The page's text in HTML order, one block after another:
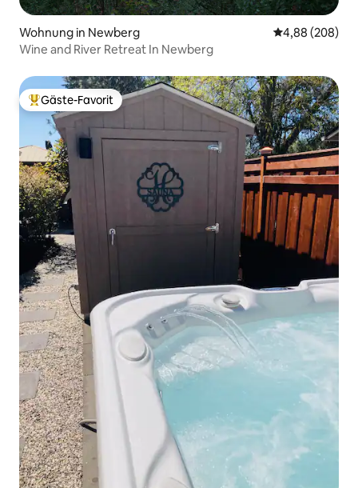
Wohnung in Newberg
4,88 (208)
Wine and River Retreat In Newberg
Beliebter Gäste-Favorit.
Gäste-Favorit